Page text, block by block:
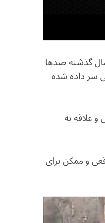
گذشته صدها
سر داده شده
علاقه به
و ممکن برای